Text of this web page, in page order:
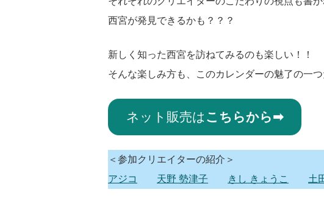
西宮が発見できるかも？？？
新しく知った西宮を訪ねてみるのも楽しい！！
そんな楽しみ方も、このカレンダーの魅了の一つ
ネット販売は こちらから➡
＜参加クリエイターの紹介＞
アジコ
天野 勢津子 きし きょうこ 土